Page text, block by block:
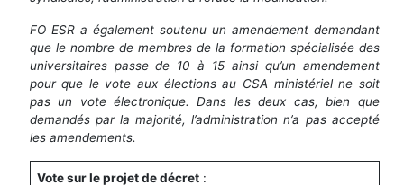
FO ESR a également soutenu un amendement demandant
que le nombre de membres de la formation spécialisée des
universitaires passe de 10 à 15 ainsi qu’un amendement
pour que le vote aux élections au CSA ministériel ne soit
pas un vote électronique. Dans les deux cas, bien que
demandés par la majorité, l’administration n’a pas accepté
les amendements.
Vote sur le projet de décret :